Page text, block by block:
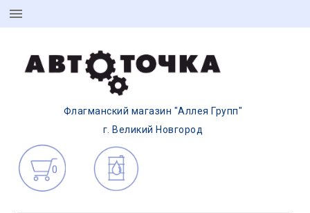
Флагманский магазин "Аллея Групп"
г. Великий Новгород
0